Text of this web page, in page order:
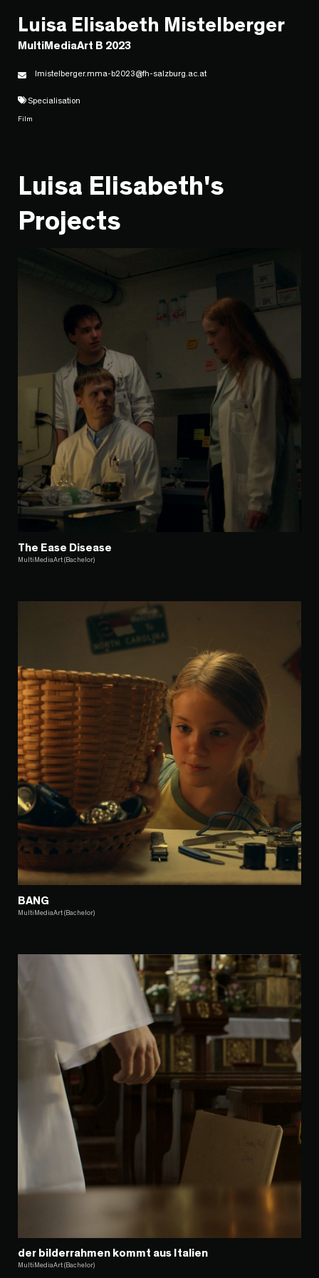
Luisa Elisabeth Mistelberger
MultiMediaArt B 2023
lmistelberger.mma-b2023@fh-salzburg.ac.at
Specialisation
Film
Luisa Elisabeth's
Projects
The Ease Disease
MultiMediaArt (Bachelor)
BANG
MultiMediaArt (Bachelor)
der bilderrahmen kommt aus Italien
MultiMediaArt (Bachelor)